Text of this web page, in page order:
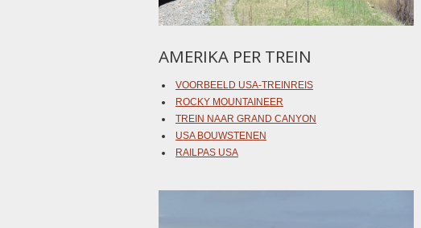
AMERIKA PER TREIN
VOORBEELD USA-TREINREIS
ROCKY MOUNTAINEER
TREIN NAAR GRAND CANYON
USA BOUWSTENEN
RAILPAS USA